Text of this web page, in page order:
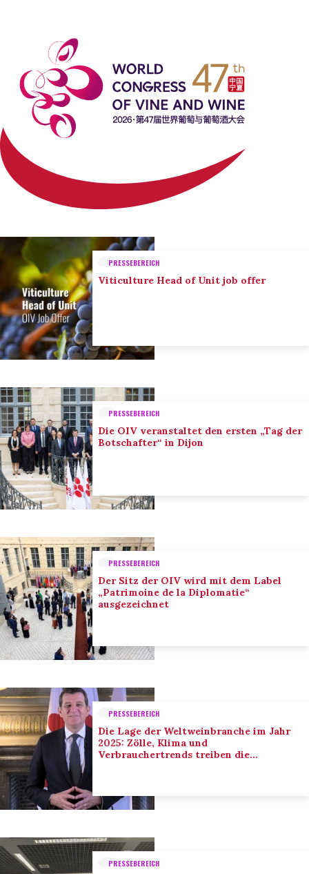
PRESSEBEREICH
Viticulture Head of Unit job offer
PRESSEBEREICH
Die OIV veranstaltet den ersten „Tag der
Botschafter“ in Dijon
PRESSEBEREICH
Der Sitz der OIV wird mit dem Label
„Patrimoine de la Diplomatie“
ausgezeichnet
PRESSEBEREICH
Die Lage der Weltweinbranche im Jahr
2025: Zölle, Klima und
Verbrauchertrends treiben die
PRESSEBEREICH